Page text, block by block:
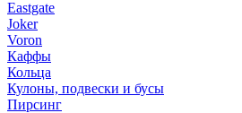
Eastgate
Joker
Voron
Каффы
Кольца
Кулоны, подвески и бусы
Пирсинг